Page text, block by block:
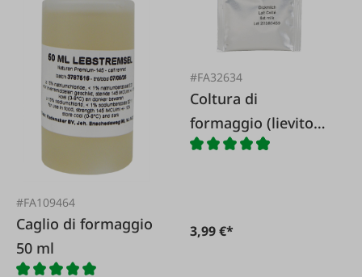
#FA109464
Caglio di formaggio
50 ml
#FA32634
Coltura di
formaggio (lievito
acido)
3,99 €*